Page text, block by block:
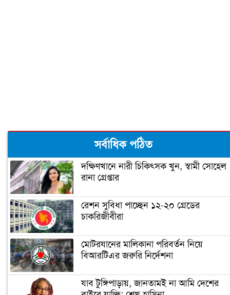
ঝালকাঠিতে পিলার চোরাচালান চক্রের ৮
সদস্য আটক
নারায়ণগঞ্জে গুদাম পরিষ্কার করতে গিয়ে ২
নারায়ণগঞ্জ পাসপোর্ট অফিসে ভাঙচুর,
কানাডা প্রবাসী আটক
করলো সন্ত্রাসীরা
সর্বাধিক পঠিত
দক্ষিণখানে নারী চিকিৎসক খুন, স্বামী সোহেল
রানা গ্রেপ্তার
রেশন সুবিধা পাচ্ছেন ১২-২০ গ্রেডের
চাকরিজীবীরা
মোটরযানের মালিকানা পরিবর্তন নিয়ে
বিআরটিএর জরুরি নির্দেশনা
যাব টুঙ্গিপাড়ায়, জানতামই না আমি দেশের